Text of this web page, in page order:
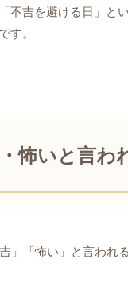
不吉を避ける日」と
す。
怖いと言わ
」「怖い」と言われ